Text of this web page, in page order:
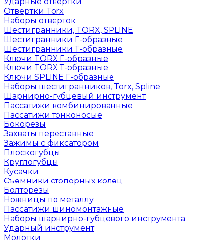
Отвертки Torx
Наборы отверток
Шестигранники, TORX, SPLINE
Шестигранники Г-образные
Шестигранники Т-образные
Ключи TORX Г-образные
Ключи TORX Т-образные
Ключи SPLINE Г-образные
Наборы шестигранников, Torx, Spline
Шарнирно-губцевый инструмент
Пассатижи комбинированные
Пассатижи тонконосые
Бокорезы
Захваты переставные
Зажимы с фиксатором
Плоскогубцы
Круглогубцы
Кусачки
Съемники стопорных колец
Болторезы
Ножницы по металлу
Пассатижи шиномонтажные
Наборы шарнирно-губцевого инструмента
Ударный инструмент
Молотки